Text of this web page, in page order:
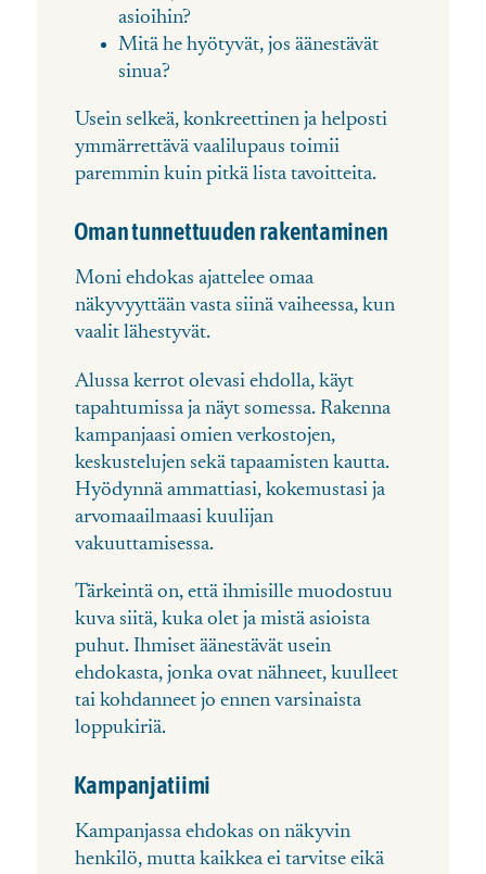
asioihin?
Mitä he hyötyvät, jos äänestävät
sinua?
Usein selkeä, konkreettinen ja helposti
ymmärrettävä vaalilupaus toimii
paremmin kuin pitkä lista tavoitteita.
Oman tunnettuuden rakentaminen
Moni ehdokas ajattelee omaa
näkyvyyttään vasta siinä vaiheessa, kun
vaalit lähestyvät.
Alussa kerrot olevasi ehdolla, käyt
tapahtumissa ja näyt somessa. Rakenna
kampanjaasi omien verkostojen,
keskustelujen sekä tapaamisten kautta.
Hyödynnä ammattiasi, kokemustasi ja
arvomaailmaasi kuulijan
vakuuttamisessa.
Tärkeintä on, että ihmisille muodostuu
kuva siitä, kuka olet ja mistä asioista
puhut. Ihmiset äänestävät usein
ehdokasta, jonka ovat nähneet, kuulleet
tai kohdanneet jo ennen varsinaista
loppukiriä.
Kampanjatiimi
Kampanjassa ehdokas on näkyvin
henkilö, mutta kaikkea ei tarvitse eikä